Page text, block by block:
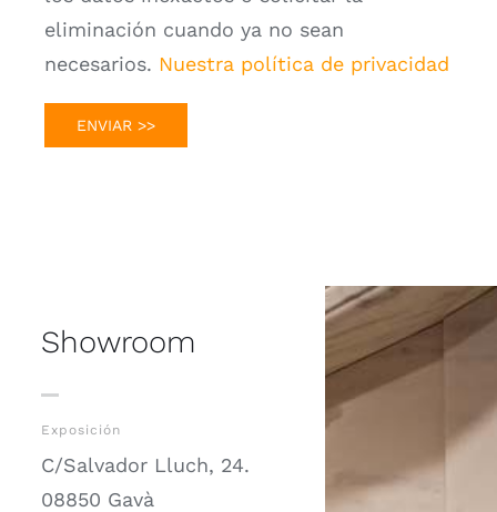
eliminación cuando ya no sean
necesarios. Nuestra política de privacidad
Showroom
Exposición
C/Salvador Lluch, 24.
08850 Gavà